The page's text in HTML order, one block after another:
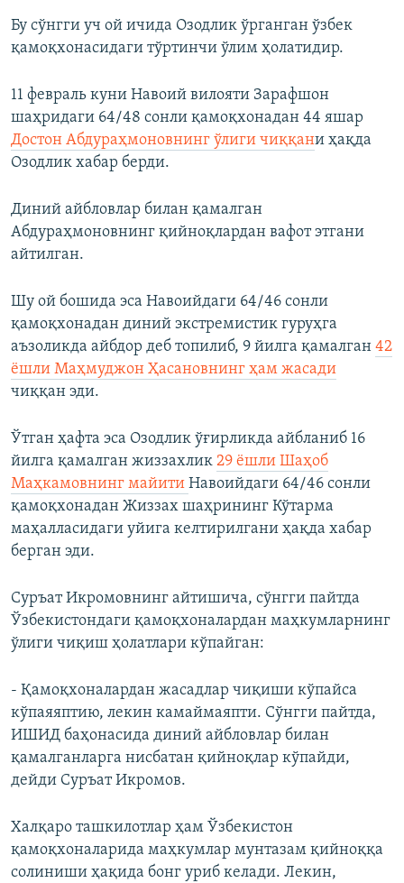
Бу сўнгги уч ой ичида Озодлик ўрганган ўзбек
қамоқхонасидаги тўртинчи ўлим ҳолатидир.
11 февраль куни Навоий вилояти Зарафшон
шаҳридаги 64/48 сонли қамоқхонадан 44 яшар
Достон Абдураҳмоновнинг ўлиги чиққани ҳақда
Озодлик хабар берди.
Диний айбловлар билан қамалган
Абдураҳмоновнинг қийноқлардан вафот этгани
айтилган.
Шу ой бошида эса Навоийдаги 64/46 сонли
қамоқхонадан диний экстремистик гуруҳга
аъзоликда айбдор деб топилиб, 9 йилга қамалган 42
ёшли Маҳмуджон Ҳасановнинг ҳам жасади
чиққан эди.
Ўтган ҳафта эса Озодлик ўғирликда айбланиб 16
йилга қамалган жиззахлик 29 ёшли Шаҳоб
Маҳкамовнинг майити Навоийдаги 64/46 сонли
қамоқхонадан Жиззах шаҳрининг Кўтарма
маҳалласидаги уйига келтирилгани ҳақда хабар
берган эди.
Суръат Икромовнинг айтишича, сўнгги пайтда
Ўзбекистондаги қамоқхоналардан маҳкумларнинг
ўлиги чиқиш ҳолатлари кўпайган:
- Қамоқхоналардан жасадлар чиқиши кўпайса
кўпаяяптию, лекин камаймаяпти. Сўнгги пайтда,
ИШИД баҳонасида диний айбловлар билан
қамалганларга нисбатан қийноқлар кўпайди,
дейди Суръат Икромов.
Халқаро ташкилотлар ҳам Ўзбекистон
қамоқхоналарида маҳкумлар мунтазам қийноққа
солиниши ҳақида бонг уриб келади. Лекин,